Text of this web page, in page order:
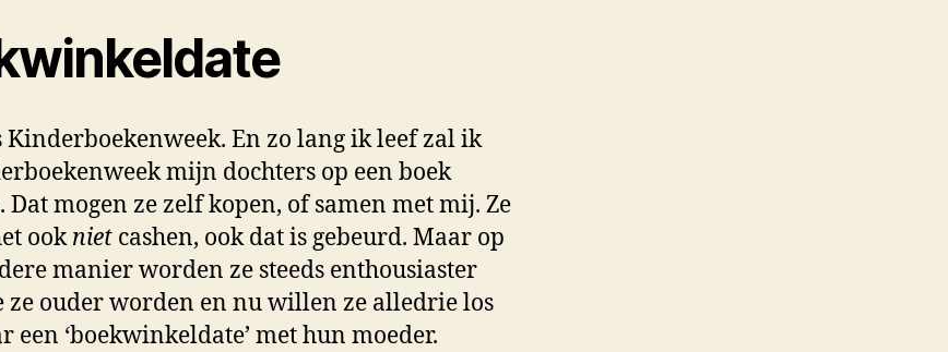
Kinderboekenweek. En zo lang ik leef zal ik
mijn dochters op een boek
mogen ze zelf kopen, of samen met mij. Ze
ookniet cashen, ook dat is gebeurd. Maar op
manier worden ze steeds enthousiaster
ze ouder worden en nu willen ze alledrie los
een ‘boekwinkeldate’ met hun moeder.